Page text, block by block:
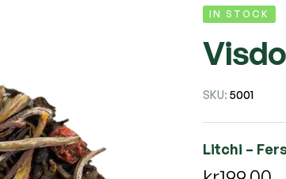
IN STOCK
SKU:5001
Litchi –